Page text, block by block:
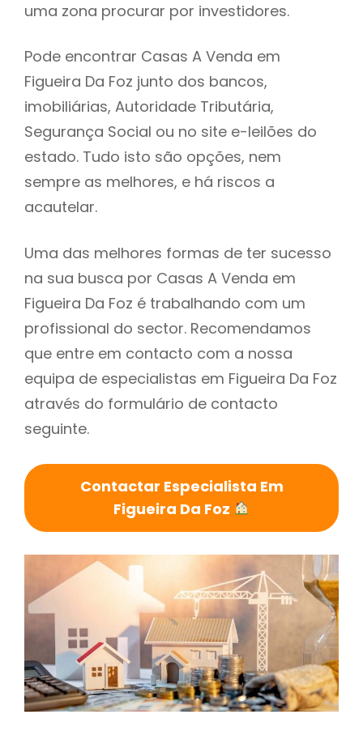
uma zona procurar por investidores.
Pode encontrar Casas A Venda em
Figueira Da Foz junto dos bancos,
imobiliárias, Autoridade Tributária,
Segurança Social ou no site e-leilões do
estado. Tudo isto são opções, nem
sempre as melhores, e há riscos a
acautelar.
Uma das melhores formas de ter sucesso
na sua busca por Casas A Venda em
Figueira Da Foz é trabalhando com um
profissional do sector. Recomendamos
que entre em contacto com a nossa
equipa de especialistas em Figueira Da Foz
através do formulário de contacto
seguinte.
Contactar Especialista Em
Figueira Da Foz